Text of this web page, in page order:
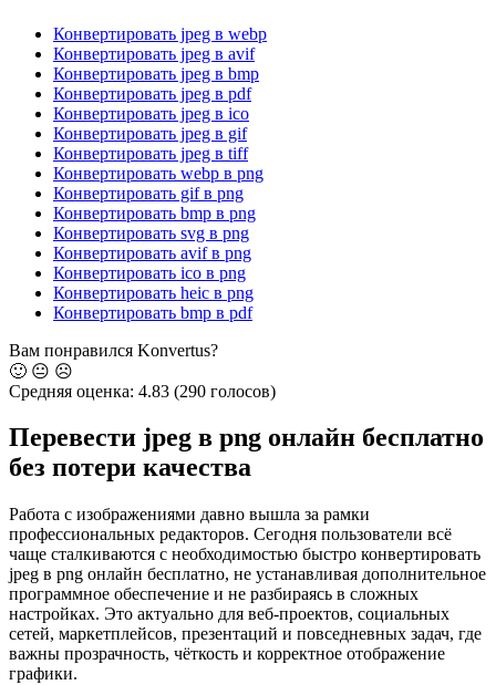
Конвертировать jpeg в webp
Конвертировать jpeg в avif
Конвертировать jpeg в bmp
Конвертировать jpeg в pdf
Конвертировать jpeg в ico
Конвертировать jpeg в gif
Конвертировать jpeg в tiff
Конвертировать webp в png
Конвертировать gif в png
Конвертировать bmp в png
Конвертировать svg в png
Конвертировать avif в png
Конвертировать ico в png
Конвертировать heic в png
Конвертировать bmp в pdf
Вам понравился Konvertus?
🙂 😐 ☹️
Средняя оценка: 4.83 (290 голосов)
Перевести jpeg в png онлайн бесплатно
без потери качества
Работа с изображениями давно вышла за рамки
профессиональных редакторов. Сегодня пользователи всё
чаще сталкиваются с необходимостью быстро конвертировать
jpeg в png онлайн бесплатно, не устанавливая дополнительное
программное обеспечение и не разбираясь в сложных
настройках. Это актуально для веб-проектов, социальных
сетей, маркетплейсов, презентаций и повседневных задач, где
важны прозрачность, чёткость и корректное отображение
графики.